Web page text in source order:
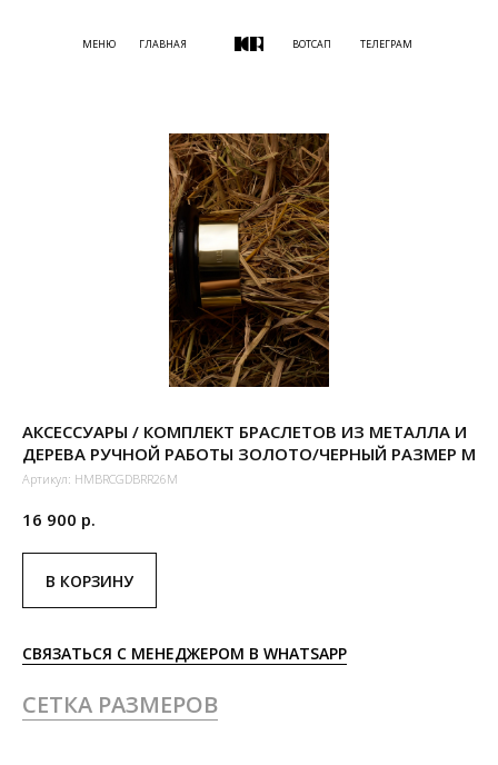
ВОТСАП ТЕЛЕГРАМ
МЕНЮ ГЛАВНАЯ
АКСЕССУАРЫ / КОМПЛЕКТ БРАСЛЕТОВ ИЗ МЕТАЛЛА И
ДЕРЕВА РУЧНОЙ РАБОТЫ ЗОЛОТО/ЧЕРНЫЙ РАЗМЕР M
Артикул: HMBRCGDBRR26M
16 900 р.
В КОРЗИНУ
СВЯЗАТЬСЯ С МЕНЕДЖЕРОМ В WHATSAPP
СЕТКА РАЗМЕРОВ